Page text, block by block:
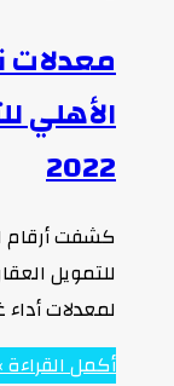
معدلات
الأهلي
2022
للتمويل
لمعدلات
أكمل القراءة